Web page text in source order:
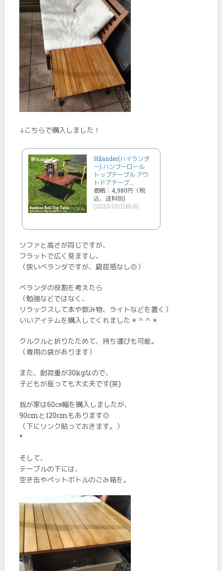
↓こちらで購入しました！
Hilander(ハイランダ
ー) バンブーロール
トップテーブル アウ
トドアテーブ…
価格：4,980円（税
込、送料別)
(2023/10/11時点)
ソファと高さが同じですが、
フラットで広く見ますし、
（狭いベランダですが、窮屈感なし◎）
ベランダの役割を考えたら
（勉強などではなく、
リラックスして本や飲み物、ライトなどを置く）
いいアイテムを購入してくれました＊＾＾＊
クルクルと折りたためて、持ち運びも可能。
（専用の袋があります）
また、耐荷重が30kgなので、
子どもが座っても大丈夫です(笑)
我が家は60㎝幅を購入しましたが、
90cmと120cmもあります◎
（下にリンク貼っておきます。）
*
そして、
テーブルの下には、
空き缶やペットボトルのごみ箱を。